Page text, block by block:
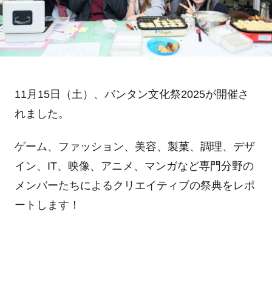
11月 15日（土）、バンタン文化祭2025が開催さ
れました。
ゲーム、ファッション、美容、製菓、調理、デザ
イン、 IT、映像、アニメ、マンガなど専門分野の
メンバーたちによるクリエイティブの祭典をレポ
ートします！